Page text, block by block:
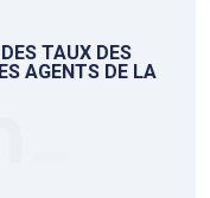
TAUX DES
AGENTS DE LA